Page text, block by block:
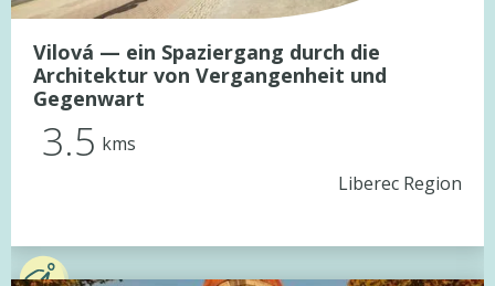
Vilová — ein Spaziergang durch die
Architektur von Vergangenheit und
Gegenwart
3.5 kms
Liberec Region